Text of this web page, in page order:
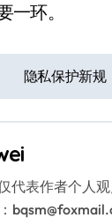
环。
隐私保护新
代表作者个人